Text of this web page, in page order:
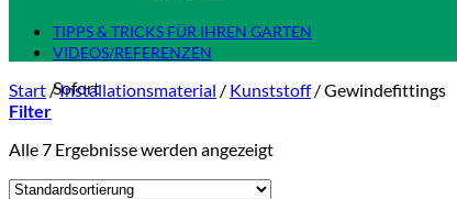
Sofort
TIPPS & TRICKS FÜR IHREN GARTEN
VIDEOS/REFERENZEN
Start /Installationsmaterial / Kunststoff /Gewindefittings
Filter
Alle 7 Ergebnisse werden angezeigt